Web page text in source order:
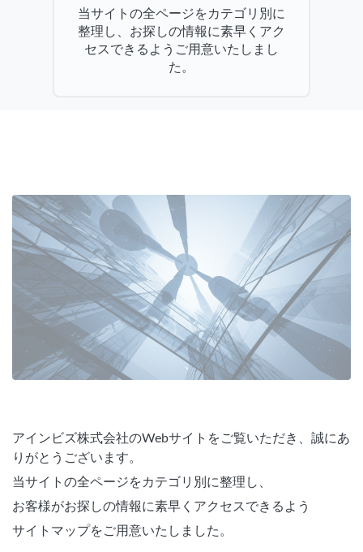
当サイトの全ページをカテゴリ別に
整理し、お探しの情報に素早くアク
セスできるようご用意いたしまし
た。
アインビズ株式会社のWebサイトをご覧いただき、誠にあ
りがとうございます。
当サイトの全ページをカテゴリ別に整理し、
お客様がお探しの情報に素早くアクセスできるよう
サイトマップをご用意いたしました。